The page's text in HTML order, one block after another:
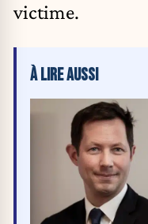
victime.
À LIRE AUSSI